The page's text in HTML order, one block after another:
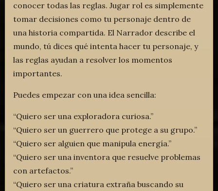
conocer todas las reglas. Jugar rol es simplemente
tomar decisiones como tu personaje dentro de
una historia compartida. El Narrador describe el
mundo, tú dices qué intenta hacer tu personaje, y
las reglas ayudan a resolver los momentos
importantes.
Puedes empezar con una idea sencilla:
“Quiero ser una exploradora curiosa.”
“Quiero ser un guerrero que protege a su grupo.”
“Quiero ser alguien que manipula energía.”
“Quiero ser una inventora que resuelve problemas
con artefactos.”
“Quiero ser una criatura extraña buscando su